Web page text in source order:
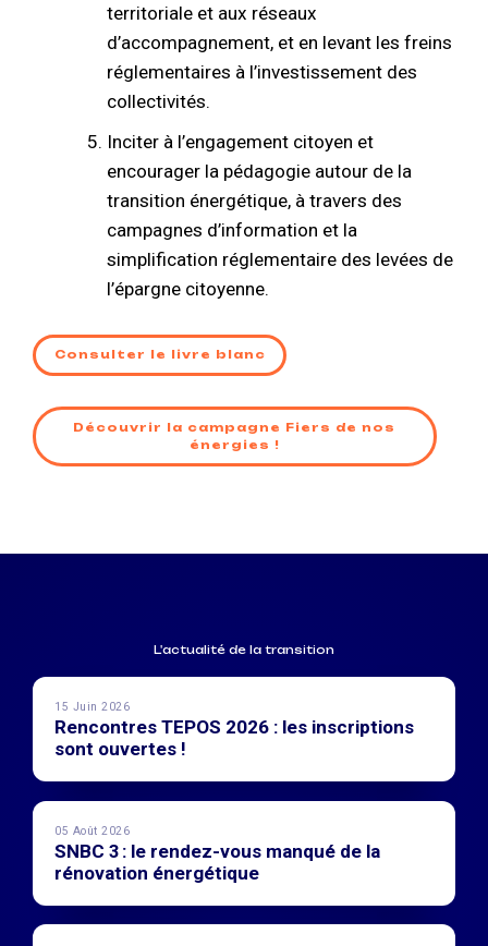
territoriale et aux réseaux
d’accompagnement, et en levant les freins
réglementaires à l’investissement des
collectivités.
Inciter à l’engagement citoyen et
encourager la pédagogie autour de la
transition énergétique, à travers des
campagnes d’information et la
simplification réglementaire des levées de
l’épargne citoyenne.
Consulter le livre blanc
Découvrir la campagne Fiers de nos
énergies !
L'actualité de la transition
15 Juin 2026
Rencontres TEPOS 2026 : les inscriptions
sont ouvertes !
05 Août 2026
SNBC 3 : le rendez-vous manqué de la
rénovation énergétique